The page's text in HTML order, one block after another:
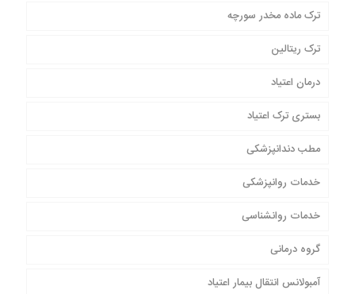
ترک ماده مخدر سورچه
ترک ریتالین
درمان اعتیاد
بستری ترک اعتیاد
مطب دندانپزشکی
خدمات روانپزشکی
خدمات روانشناسی
گروه درمانی
آمبولانس انتقال بیمار اعتیاد